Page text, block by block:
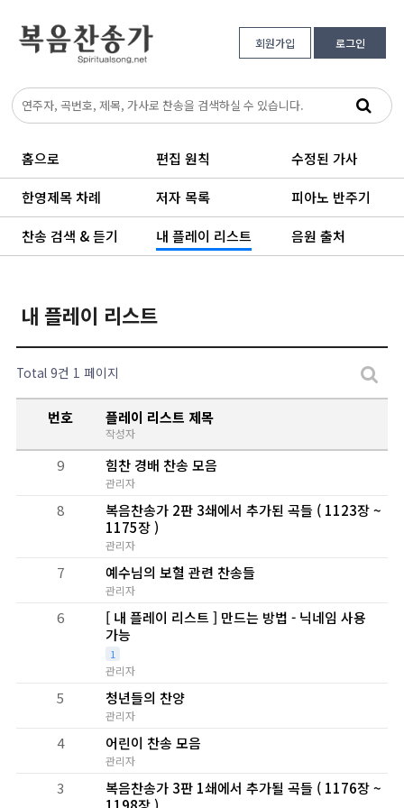
회원가입 로그인
홈으로 편집 원칙 수정된 가사
한영제목 차례 저자 목록 피아노 반주기
찬송 검색 & 듣기 내 플레이 리스트 음원 출처
내 플레이 리스트
Total 9건 1 페이지
번호 플레이 리스트 제목
작성자
9 힘찬 경배 찬송 모음
관리자
8
복음찬송가 2판 3쇄에서 추가된 곡들 ( 1123장 ~
1175장 )
관리자
7 예수님의 보혈 관련 찬송들
관리자
6
[ 내 플레이 리스트 ] 만드는 방법 - 닉네임 사용
가능
1
관리자
5 청년들의 찬양
관리자
4 어린이 찬송 모음
관리자
3
복음찬송가 3판 1쇄에서 추가될 곡들 ( 1176장 ~